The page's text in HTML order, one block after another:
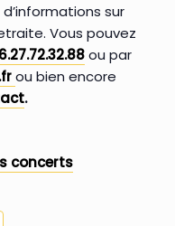
sur
Vous pouvez
ou par
ou bien encore
.
concerts